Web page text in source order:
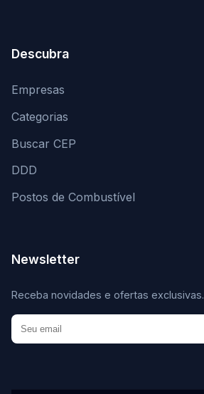
Descubra
Empresas
Categorias
Buscar CEP
DDD
Postos de Combustível
Newsletter
Receba novidades e ofertas exclusivas.